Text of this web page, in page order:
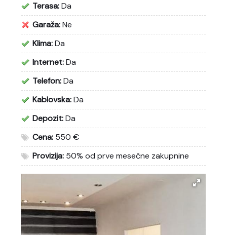
Terasa:Da
Garaža:Ne
Klima:Da
Internet:Da
Telefon:Da
Kablovska:Da
Depozit:Da
Cena: 550 €
Provizija: 50% od prve mesečne zakupnine